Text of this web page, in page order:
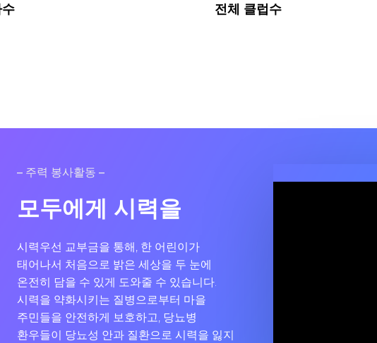
전체 클럽수
– 주력 봉사활동 –
모두에게 시력을
시력우선 교부금을 통해, 한 어린이가
태어나서 처음으로 밝은 세상을 두 눈에
온전히 담을 수 있게 도와줄 수 있습니다.
시력을 약화시키는 질병으로부터 마을
주민들을 안전하게 보호하고, 당뇨병
환우들이 당뇨성 안과 질환으로 시력을 잃지